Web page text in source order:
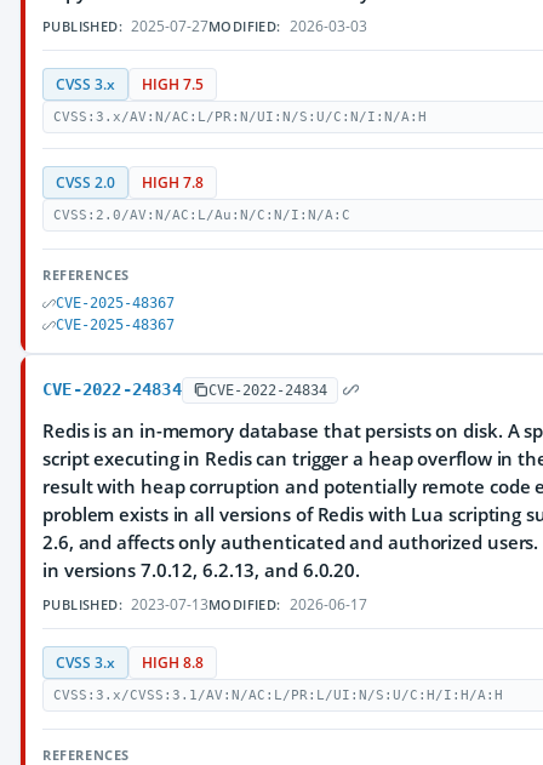
PUBLISHED: 2025-07-27MODIFIED: 2026-03-03
CVSS 3.x HIGH 7.5
CVSS:3.x/AV:N/AC:L/PR:N/UI:N/S:U/C:N/I:N/A:H
CVSS 2.0 HIGH 7.8
CVSS:2.0/AV:N/AC:L/Au:N/C:N/I:N/A:C
REFERENCES
CVE-2025-48367
CVE-2025-48367
CVE-2022-24834 CVE-2022-24834
Redis is an in-memory database that persists on disk. A
script executing in Redis can trigger a heap overflow in
result with heap corruption and potentially remote code
problem exists in all versions of Redis with Lua scripting
2.6, and affects only authenticated and authorized users.
in versions 7.0.12, 6.2.13, and 6.0.20.
PUBLISHED: 2023-07-13MODIFIED: 2026-06-17
CVSS 3.x HIGH 8.8
CVSS:3.x/CVSS:3.1/AV:N/AC:L/PR:L/UI:N/S:U/C:H/I:H/A:H
REFERENCES